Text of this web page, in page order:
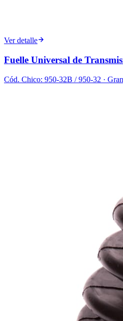
Ver detalle
Fuelle Universal de
Cód. Chico: 950-32B / 950-32 ·